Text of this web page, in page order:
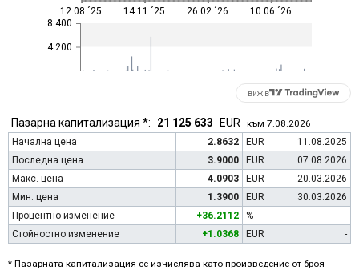
4 200
8 400
12.08 ´25 14.11 ´25 26.02 ´26 10.06 ´26
виж в
Пазарна капитализация *: 21 125 633 EUR към 7.08.2026
Начална цена
2.8632 EUR
11.08.2025
Последна цена
3.9000 EUR
07.08.2026
Макс. цена
4.0903 EUR
20.03.2026
Мин. цена
1.3900 EUR
30.03.2026
Процентно изменение
+36.2112 %
-
Стойностно изменение
+1.0368 EUR -
* Пазарната капитализация се изчислява като произведение от броя